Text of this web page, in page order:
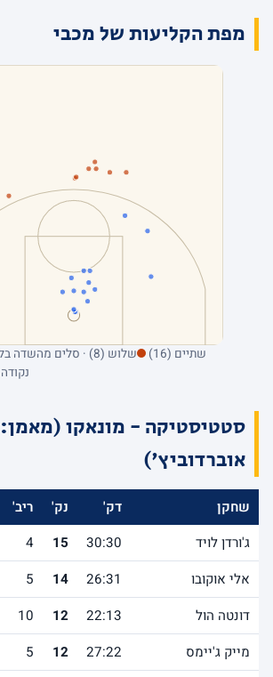
מפת הקליעות של מכבי
שתיים (16)
שלוש (8) · סלים
סטטיסטיקה - מונאקו
אוברדוביץ')
שחקן דק' נק' ריב'
ג'ורדן לויד
30:30
15
4
אלי אוקובו
26:31
14
5
דונטה הול
22:13
12
10
מייק ג'יימס
27:22
12
5